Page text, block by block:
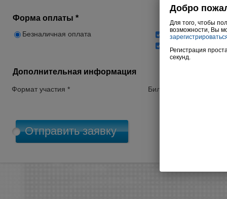
Форма оплаты *
Безналичная оплата
Подписаться на
Согласен на
Дополнительная информация
Формат участия * Билет *